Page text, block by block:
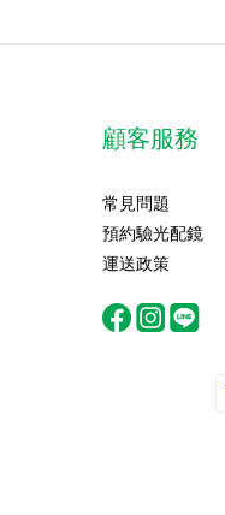
顧客服務
常見問題
預約驗光配鏡
運送政策